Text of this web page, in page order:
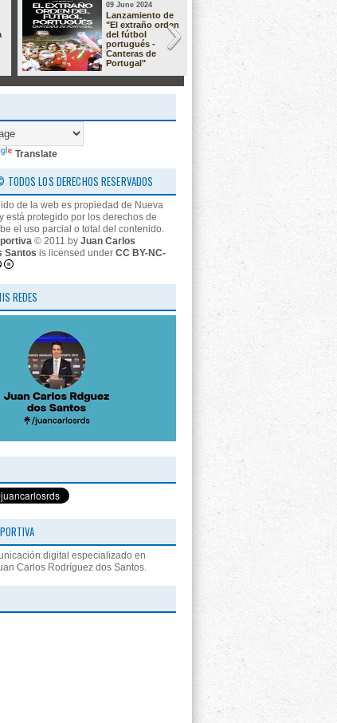
09 June 2024
Lanzamiento de
"El extraño orden
del fútbol
portugués -
Canteras de
Portugal"
19 May 2024
Análisis de
Liga
23/24:
Translate
LOS DERECHOS RESERVADOS
de la web es propiedad de Nueva
está protegido por los derechos de
el uso parcial o total del contenido.
© 2011 by Juan Carlos
Santos is licensed under CC BY-NC-
REDES
digital especializado en
Carlos Rodríguez dos Santos.